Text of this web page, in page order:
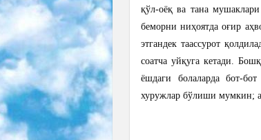
қўл-оёқ ва тана
беморни ниҳоятда оғир
этгандек таассурот
соатча уйқуга кетади.
ёшдаги болаларда бот-
хуружлар бўлиши мумкин;